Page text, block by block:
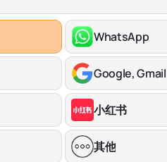
WhatsApp
Google,
小红书
其他